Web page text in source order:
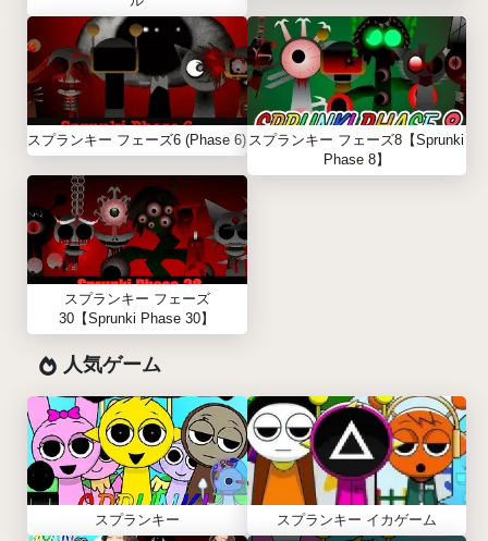
スプランキー フェーズ6 (Phase 6) スプランキー フェーズ8【Sprunki
Phase 8】
スプランキー フェーズ
30【Sprunki Phase 30】
人気ゲーム
スプランキー スプランキー イカゲーム